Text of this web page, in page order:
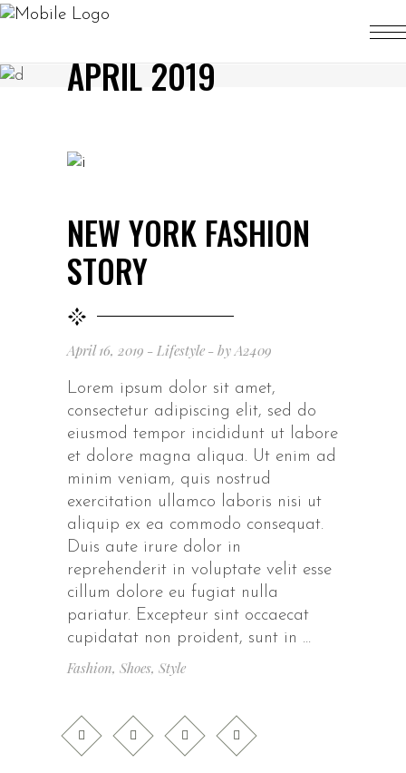
APRIL 2019
NEW YORK FASHION
STORY
April 16, 2019 Lifestyle by A2409
Lorem ipsum dolor sit amet,
consectetur adipiscing elit, sed do
eiusmod tempor incididunt ut labore
et dolore magna aliqua. Ut enim ad
minim veniam, quis nostrud
exercitation ullamco laboris nisi ut
aliquip ex ea commodo consequat.
Duis aute irure dolor in
reprehenderit in voluptate velit esse
cillum dolore eu fugiat nulla
pariatur. Excepteur sint occaecat
cupidatat non proident, sunt in
Fashion, Shoes, Style